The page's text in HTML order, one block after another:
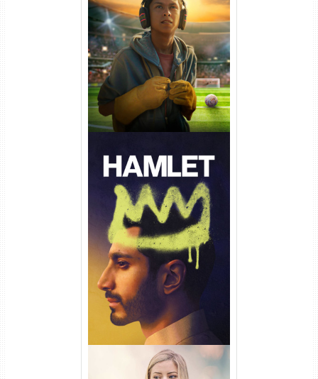
Um Goleiro Muito Improvável
Torrent (2026) WEB-DL 1080p
Dual Áudio
Hamlet Torrent (2026) WEB-
DL 1080p Dual Áudio